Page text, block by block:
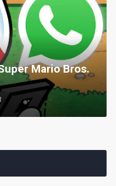
Mario Bros.